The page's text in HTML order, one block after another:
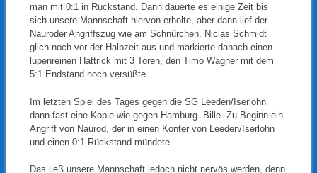
man mit 0:1 in Rückstand. Dann dauerte es einige Zeit bis
sich unsere Mannschaft hiervon erholte, aber dann lief der
Nauroder Angriffszug wie am Schnürchen. Niclas Schmidt
glich noch vor der Halbzeit aus und markierte danach einen
lupenreinen Hattrick mit 3 Toren, den Timo Wagner mit dem
5:1 Endstand noch versüßte.
Im letzten Spiel des Tages gegen die SG Leeden/Iserlohn
dann fast eine Kopie wie gegen Hamburg- Bille. Zu Beginn ein
Angriff von Naurod, der in einen Konter von Leeden/Iserlohn
und einen 0:1 Rückstand mündete.
Das ließ unsere Mannschaft jedoch nicht nervös werden, denn